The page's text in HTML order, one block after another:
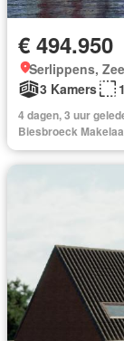
€ 494.950
Serlippens,
3 Kamers
4 dagen, 3 uur
Biesbroeck